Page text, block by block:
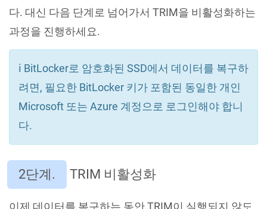
다. 대신 다음 단계로 넘어가서 TRIM을 비활성화하는
과정을 진행하세요.
ℹ️ BitLocker로 암호화된 SSD에서 데이터를 복구하
려면, 필요한 BitLocker 키가 포함된 동일한 개인
Microsoft 또는 Azure 계정으로 로그인해야 합니
다.
2단계. TRIM 비활성화
이제 데이터를 복구하는 동안 TRIM이 실행되지 않도